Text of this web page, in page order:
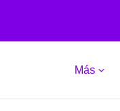
Más